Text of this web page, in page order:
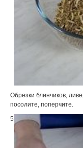
Обрезки блинчиков,
посолите, поперчите.
5